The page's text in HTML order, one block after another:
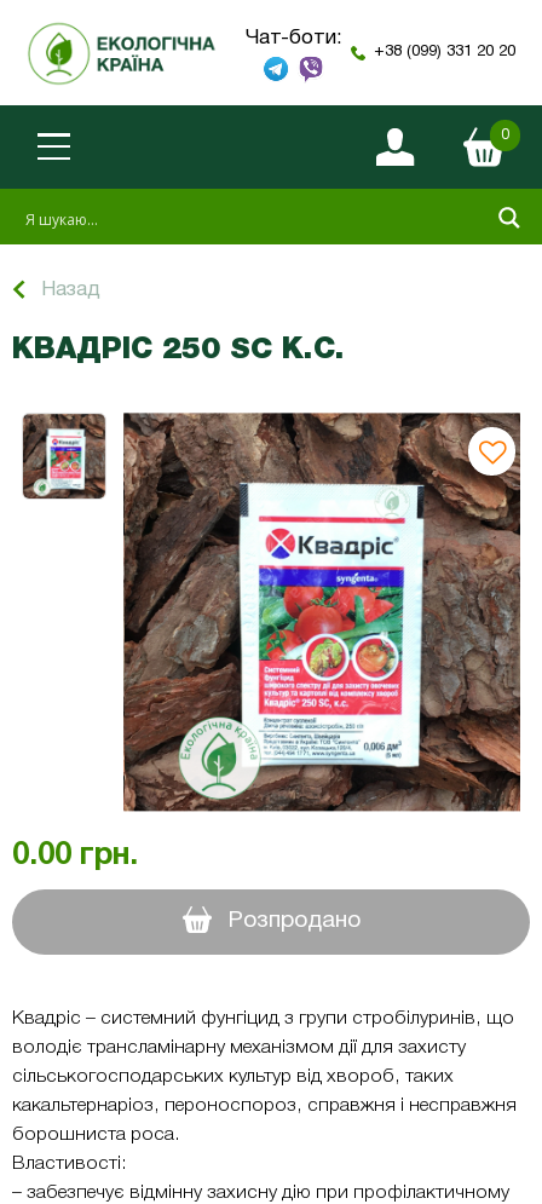
Чат-боти:
+38 (099) 331 20 20
0
Назад
КВАДРІС 250 SC К.С.
0.00 грн.
Розпродано
Квадріс – системний фунгіцид з групи стробілуринів, що
володіє трансламінарну механізмом дії для захисту
сільськогосподарських культур від хвороб, таких
какальтернаріоз, пероноспороз, справжня і несправжня
борошниста роса.
Властивості:
– забезпечує відмінну захисну дію при профілактичному